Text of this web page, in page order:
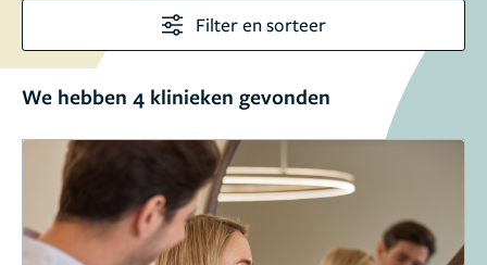
Filter en sorteer
We hebben 4 klinieken gevonden